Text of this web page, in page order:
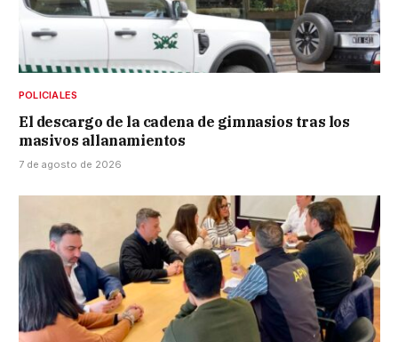
POLICIALES
El descargo de la cadena de gimnasios tras los
masivos allanamientos
7 de agosto de 2026